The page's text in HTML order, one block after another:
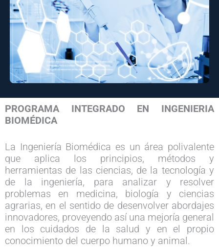
PROGRAMA INTEGRADO EN INGENIERIA
BIOMÉDICA
La Ingeniería Biomédica es un área polivalente
que aplica los principios, métodos y
herramientas de las ciencias, de la tecnología y
de la ingeniería, para analizar y resolver
problemas en medicina, biología y ciencias
agrarias, en el sentido de desenvolver abordajes
innovadores, proveyendo así una mejoría general
en los cuidados de la salud y en el propio
conocimiento del cuerpo humano y animal.